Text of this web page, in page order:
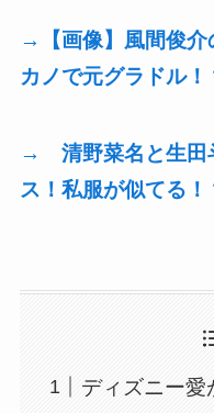
→【画像】風間俊介
カノで元グラドル
→ 清野菜名と生田
ス！私服が似てる
ディズニー愛